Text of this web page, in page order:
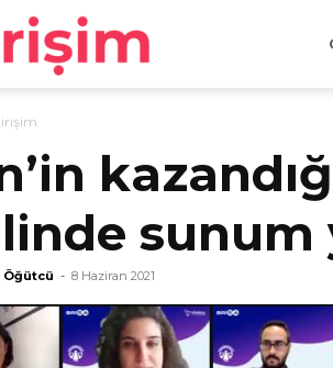
egirişim
Öğütcü - 8 Haziran 2021